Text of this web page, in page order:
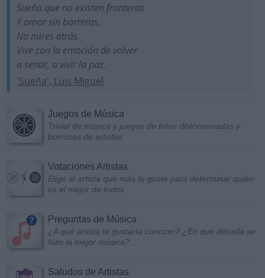
Sueña que no existen fronteras
Y amor sin barreras,
No mires atrás.
Vive con la emoción de volver
a sentir, a vivir la paz.
'Sueña', Luis Miguel
Juegos de Música
Trivial de música y juegos de fotos distorsionadas y
borrosas de artistas
Votaciones Artistas
Elige al artista que más te guste para determinar quién
es el mejor de todos
Preguntas de Música
¿A qué artista te gustaría conocer? ¿En qué década se
hizo la mejor música?...
Saludos de Artistas